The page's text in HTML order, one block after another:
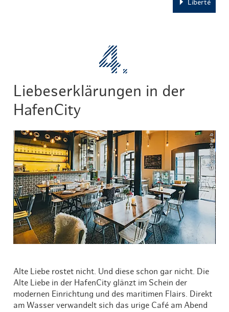
Liberté
Liebeserklärungen in der
HafenCity
© Kaispeicher b
Alte Liebe rostet nicht. Und diese schon gar nicht. Die
Alte Liebe in der HafenCity glänzt im Schein der
modernen Einrichtung und des maritimen Flairs. Direkt
am Wasser verwandelt sich das urige Café am Abend